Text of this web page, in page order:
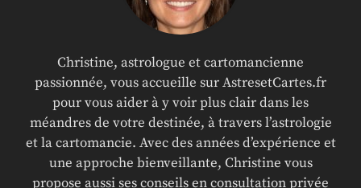
Christine, astrologue et cartomancienne
passionnée, vous accueille sur AstresetCartes.fr
pour vous aider à y voir plus clair dans les
méandres de votre destinée, à travers l’astrologie
et la cartomancie. Avec des années d’expérience et
une approche bienveillante, Christine vous
propose aussi ses conseils en consultation privée